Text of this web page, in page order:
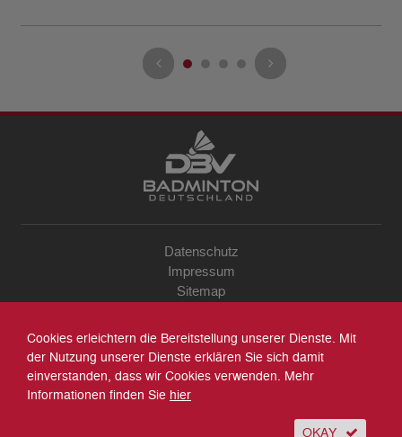
Datenschutz
Impressum
Sitemap
Archiv
Suche
Cookies erleichtern die Bereitstellung unserer Dienste. Mit
der Nutzung unserer Dienste erklären Sie sich damit
einverstanden, dass wir Cookies verwenden. Mehr
Informationen finden Sie hier
OKAY